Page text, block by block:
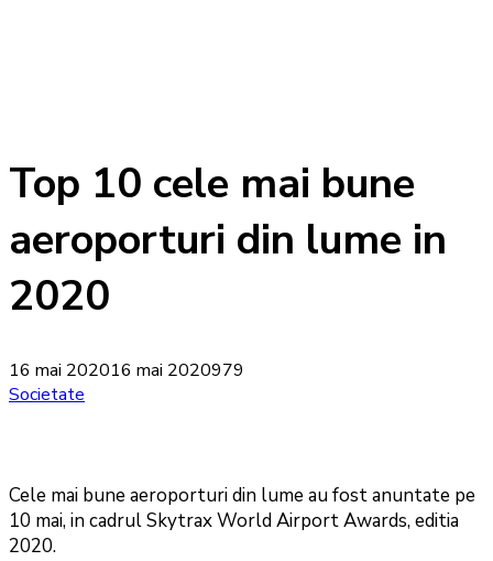
Top 10 cele mai bune
aeroporturi din lume in
2020
16 mai 202016 mai 2020979
Societate
Cele mai bune aeroporturi din lume au fost anuntate pe
10 mai, in cadrul Skytrax World Airport Awards, editia
2020.